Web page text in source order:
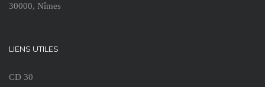
30000, Nîmes
LIENS UTILES
CD 30